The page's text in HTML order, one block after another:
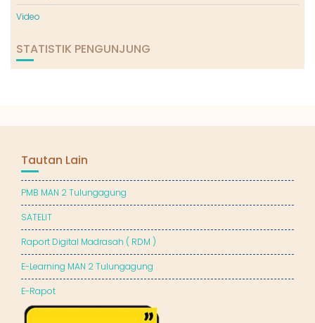
Video
STATISTIK PENGUNJUNG
Tautan Lain
PMB MAN 2 Tulungagung
SATELIT
Raport Digital Madrasah ( RDM )
E-Learning MAN 2 Tulungagung
E-Rapot